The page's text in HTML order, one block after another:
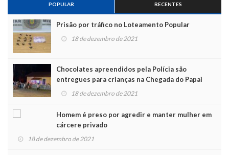
POPULAR RECENTES
Prisão por tráfico no Loteamento Popular
18 de dezembro de 2021
Chocolates apreendidos pela Polícia são
entregues para crianças na Chegada do Papai
Noel
18 de dezembro de 2021
Homem é preso por agredir e manter mulher em
cárcere privado
18 de dezembro de 2021